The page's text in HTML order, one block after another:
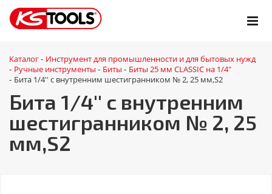
Каталог - Инструмент для промышленности и для бытовых нужд
- Ручные инструменты - Биты - Биты 25 мм CLASSIC на 1/4"
- Бита 1/4'' с внутренним шестигранником № 2, 25 мм,S2
Бита 1/4'' с внутренним
шестигранником № 2, 25
мм,S2